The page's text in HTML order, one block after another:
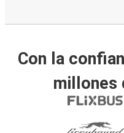
Con la
millones